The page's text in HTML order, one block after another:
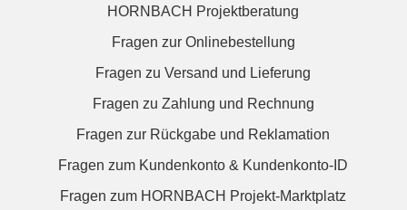
HORNBACH Projektberatung
Fragen zur Onlinebestellung
Fragen zu Versand und Lieferung
Fragen zu Zahlung und Rechnung
Fragen zur Rückgabe und Reklamation
Fragen zum Kundenkonto & Kundenkonto-ID
Fragen zum HORNBACH Projekt-Marktplatz